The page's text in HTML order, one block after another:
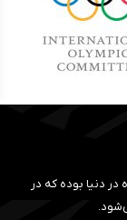
در دنیا بوده که در